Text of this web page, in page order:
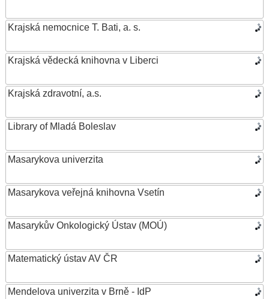
Krajská nemocnice T. Bati, a. s.
Krajská vědecká knihovna v Liberci
Krajská zdravotní, a.s.
Library of Mladá Boleslav
Masarykova univerzita
Masarykova veřejná knihovna Vsetín
Masarykův Onkologický Ústav (MOÚ)
Matematický ústav AV ČR
Mendelova univerzita v Brně - IdP